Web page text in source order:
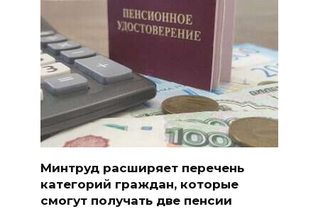
Минтруд расширяет перечень
категорий граждан, которые
смогут получать две пенсии